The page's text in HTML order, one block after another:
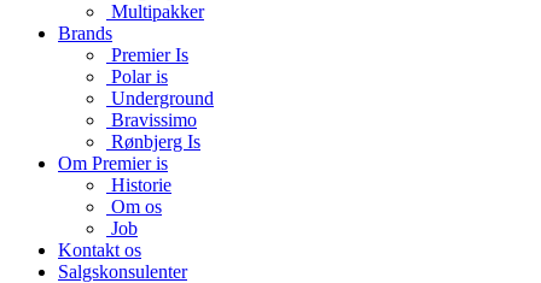
Multipakker
Brands
Premier Is
Polar is
Underground
Bravissimo
Rønbjerg Is
Om Premier is
Historie
Om os
Job
Kontakt os
Salgskonsulenter